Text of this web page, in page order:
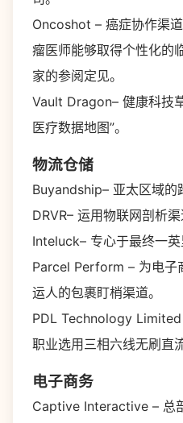
Oncoshot – 癌症协作渠
瘤医师能够取得个性化的
家的参阅定见。
Vault Dragon– 健康科技
医疗数据地图”。
物流仓储
Buyandship– 亚太区域的
DRVR– 运用物联网剖析
Inteluck– 专心于最终一英
Parcel Perform – 为电子
运人的包裹盯梢渠道。
PDL Technology
职业选用三相六线无刷直
电子商务
Captive Interactive – 总